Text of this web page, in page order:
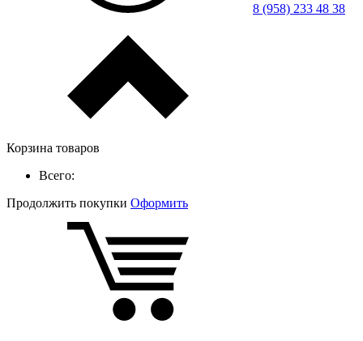
8 (958) 233 48 38
Корзина товаров
Всего:
Продолжить покупки Оформить